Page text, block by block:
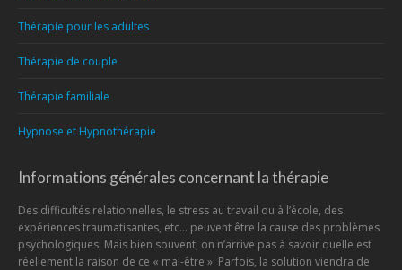
Thérapie pour les adultes
Thérapie de couple
Thérapie familiale
Hypnose et Hypnothérapie
Informations générales concernant la thérapie
Des difficultés relationnelles, le stress au travail ou à l’école, des
expériences traumatisantes, etc… peuvent être la cause des problèmes
psychologiques. Mais bien souvent, on n’arrive pas à savoir quelle est
réellement la raison de ce « mal-être ». Parfois, la solution viendra de